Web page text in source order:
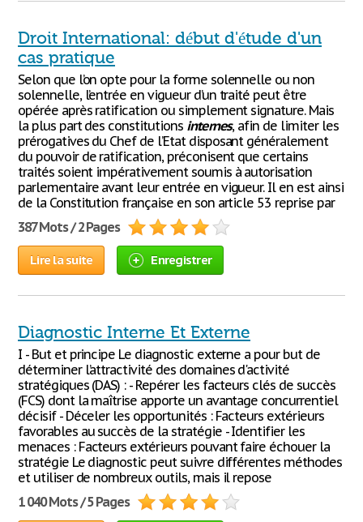
Droit International: début d'étude d'un
cas pratique
Selon que l’on opte pour la forme solennelle ou non
solennelle, l’entrée en vigueur d’un traité peut être
opérée après ratification ou simplement signature. Mais
la plus part des constitutions internes, afin de limiter les
prérogatives du Chef de l’Etat disposant généralement
du pouvoir de ratification, préconisent que certains
traités soient impérativement soumis à autorisation
parlementaire avant leur entrée en vigueur. Il en est ainsi
de la Constitution française en son article 53 reprise par
387 Mots / 2 Pages
Lire la suite Enregistrer
Diagnostic Interne Et Externe
I - But et principe Le diagnostic externe a pour but de
déterminer l’attractivité des domaines d'activité
stratégiques (DAS) : - Repérer les facteurs clés de succès
(FCS) dont la maîtrise apporte un avantage concurrentiel
décisif - Déceler les opportunités : Facteurs extérieurs
favorables au succès de la stratégie - Identifier les
menaces : Facteurs extérieurs pouvant faire échouer la
stratégie Le diagnostic peut suivre différentes méthodes
et utiliser de nombreux outils, mais il repose
1 040 Mots / 5 Pages